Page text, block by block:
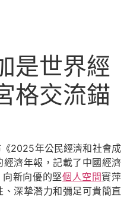
是世界經
格交流錨
2025年公民經濟和社會成
經濟年報，記載了中國經濟
向新向優的堅個人空間實萍
深摯潛力和彌足可貴簡直